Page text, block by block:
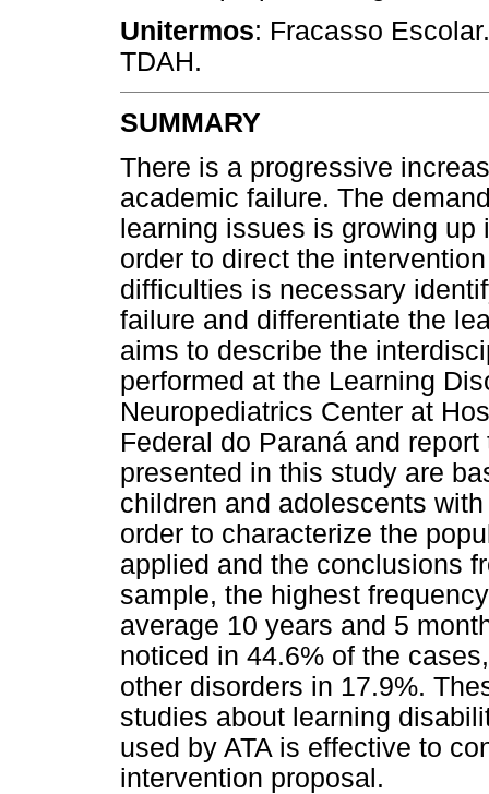
Unitermos: Fracasso
TDAH.
SUMMARY
There is a progressive
academic failure. The
learning issues is growing
order to direct the
difficulties is necessary
failure and differentiate the
aims to describe the
performed at the Learning
Neuropediatrics Center at
Federal do Paraná and
presented in this study are
children and adolescents
order to characterize the
applied and the conclusions
sample, the highest
average 10 years and 5
noticed in 44.6% of the
other disorders in 17.9%.
studies about learning
used by ATA is effective to
intervention proposal.